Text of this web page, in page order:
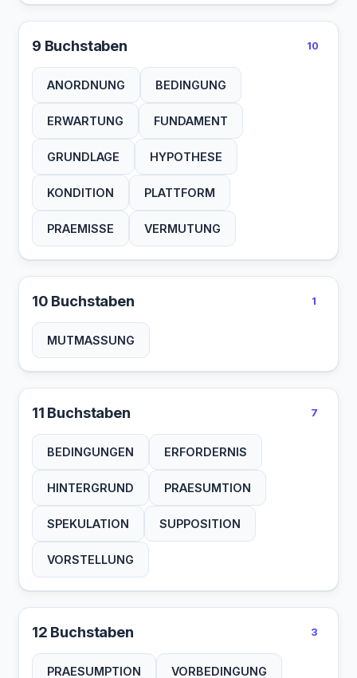
9 Buchstaben 10
ANORDNUNG BEDINGUNG
ERWARTUNG FUNDAMENT
GRUNDLAGE HYPOTHESE
KONDITION PLATTFORM
PRAEMISSE VERMUTUNG
10 Buchstaben 1
MUTMASSUNG
11 Buchstaben 7
BEDINGUNGEN ERFORDERNIS
HINTERGRUND PRAESUMTION
SPEKULATION SUPPOSITION
VORSTELLUNG
12 Buchstaben 3
PRAESUMPTION VORBEDINGUNG